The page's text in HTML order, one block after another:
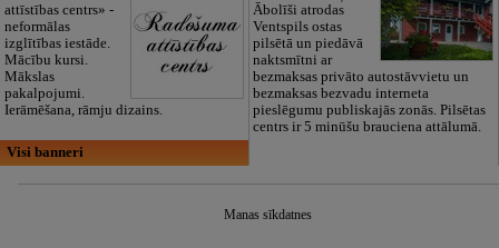
attīstības centrs» -
neformālas
izglītības iestāde.
Mācību kursi.
Mākslas
pakalpojumi.
Ierāmēšana, rāmju dizains.
Ābolīši atrodas
Ventspils ostas
pilsētā un piedāvā
naktsmītni ar
bezmaksas privāto autostāvvietu un
bezmaksas bezvadu interneta
pieslēgumu publiskajās zonās. Pilsētas
centrs ir 5 minūšu brauciena attālumā.
Visi banneri
Manas sīkdatnes